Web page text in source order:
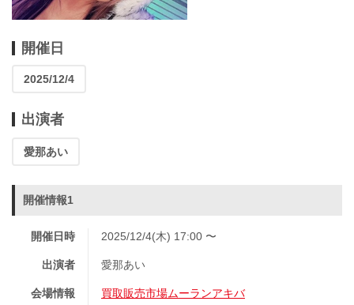
開催日
2025/12/4
出演者
愛那あい
開催情報1
開催日時 2025/12/4(木) 17:00 〜
出演者 愛那あい
会場情報 買取販売市場ムーランアキバ